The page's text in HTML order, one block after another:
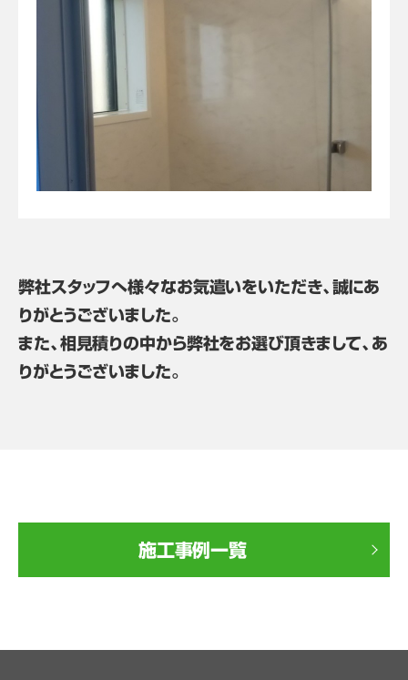
弊社スタッフへ様々なお気遣いをいただき、誠にあ
りがとうございました。
また、相見積りの中から弊社をお選び頂きまして、あ
りがとうございました。
施工事例一覧